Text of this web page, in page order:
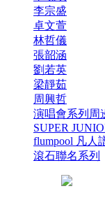
李宗盛
卓文萱
林哲儀
張韶涵
劉若英
梁靜茹
周興哲
演唱會系列周
SUPER
flumpool 凡人
滾石聯名系列